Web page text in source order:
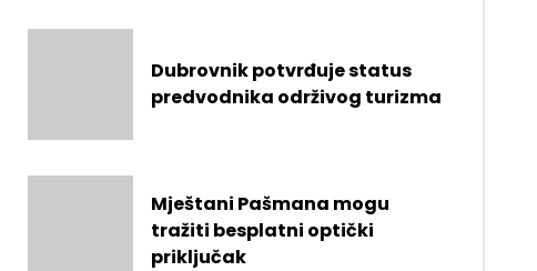
Dubrovnik potvrđuje status
predvodnika održivog turizma
Mještani Pašmana mogu
tražiti besplatni optički
priključak